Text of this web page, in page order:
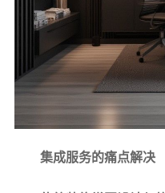
集成服务的痛点解决